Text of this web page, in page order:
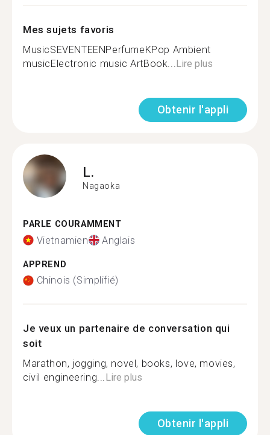
Mes sujets favoris
MusicSEVENTEENPerfumeKPop Ambient
musicElectronic music ArtBook...Lire plus
Obtenir l'appli
L.
Nagaoka
PARLE COURAMMENT
Vietnamien Anglais
APPREND
Chinois (Simplifié)
Je veux un partenaire de conversation qui
soit
Marathon, jogging, novel, books, love, movies,
civil engineering...Lire plus
Obtenir l'appli